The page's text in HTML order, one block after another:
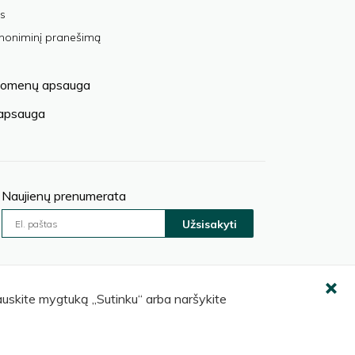
pranešimą
apsauga
Naujienų prenumerata
Užsisakyti
mygtuką „Sutinku“ arba naršykite